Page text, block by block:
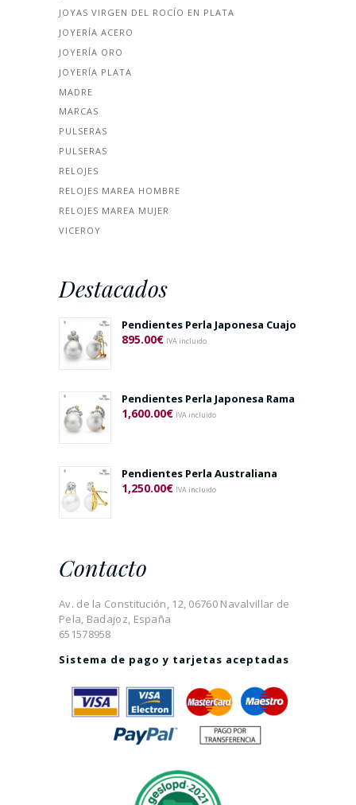
JOYAS VIRGEN DEL ROCÍO EN PLATA
JOYERÍA ACERO
JOYERÍA ORO
JOYERÍA PLATA
MADRE
MARCAS
PULSERAS
PULSERAS
RELOJES
RELOJES MAREA HOMBRE
RELOJES MAREA MUJER
VICEROY
Destacados
Pendientes Perla Japonesa Cuajo
895.00€ IVA incluido
Pendientes Perla Japonesa Rama
1,600.00€ IVA incluido
Pendientes Perla Australiana
1,250.00€ IVA incluido
Contacto
Av. de la Constitución, 12, 06760 Navalvillar de
Pela, Badajoz, España
651578958
Sistema de pago y tarjetas aceptadas